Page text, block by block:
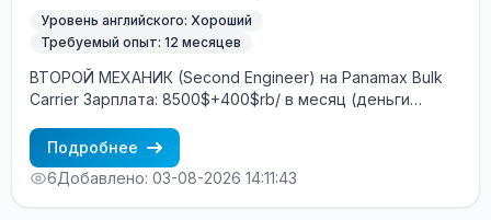
Уровень английского: Хороший
Требуемый опыт: 12 месяцев
ВТОРОЙ МЕХАНИК (Second Engineer) на Panamax Bulk
Carrier Зарплата: 8500$+400$rb/ в месяц (деньги
счёт) Характеристики судна: Год постройки: 2007
DWT: 92597 т Главный двигатель: MAN B&W Построено:
Южная Корея Судовладелец: Греция Условия
контракта: Контракт: 4+2 месяца Посадка: Август
Подробнее
6Добавлено: 03-08-2026 14:11:43